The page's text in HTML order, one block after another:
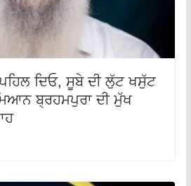
ਦਿਓ, ਸੂਬੇ ਦੀ ਲੁੱਟ ਖਸੁੱਟ
ਬ੍ਰਹਮਪੁਰਾ ਦੀ ਮੁੱਖ